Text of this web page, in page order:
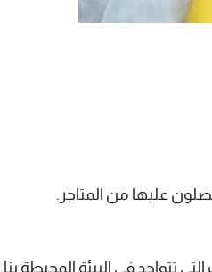
عليها من المتاجر.
تتواجد في البيئة المحيطة بنا.